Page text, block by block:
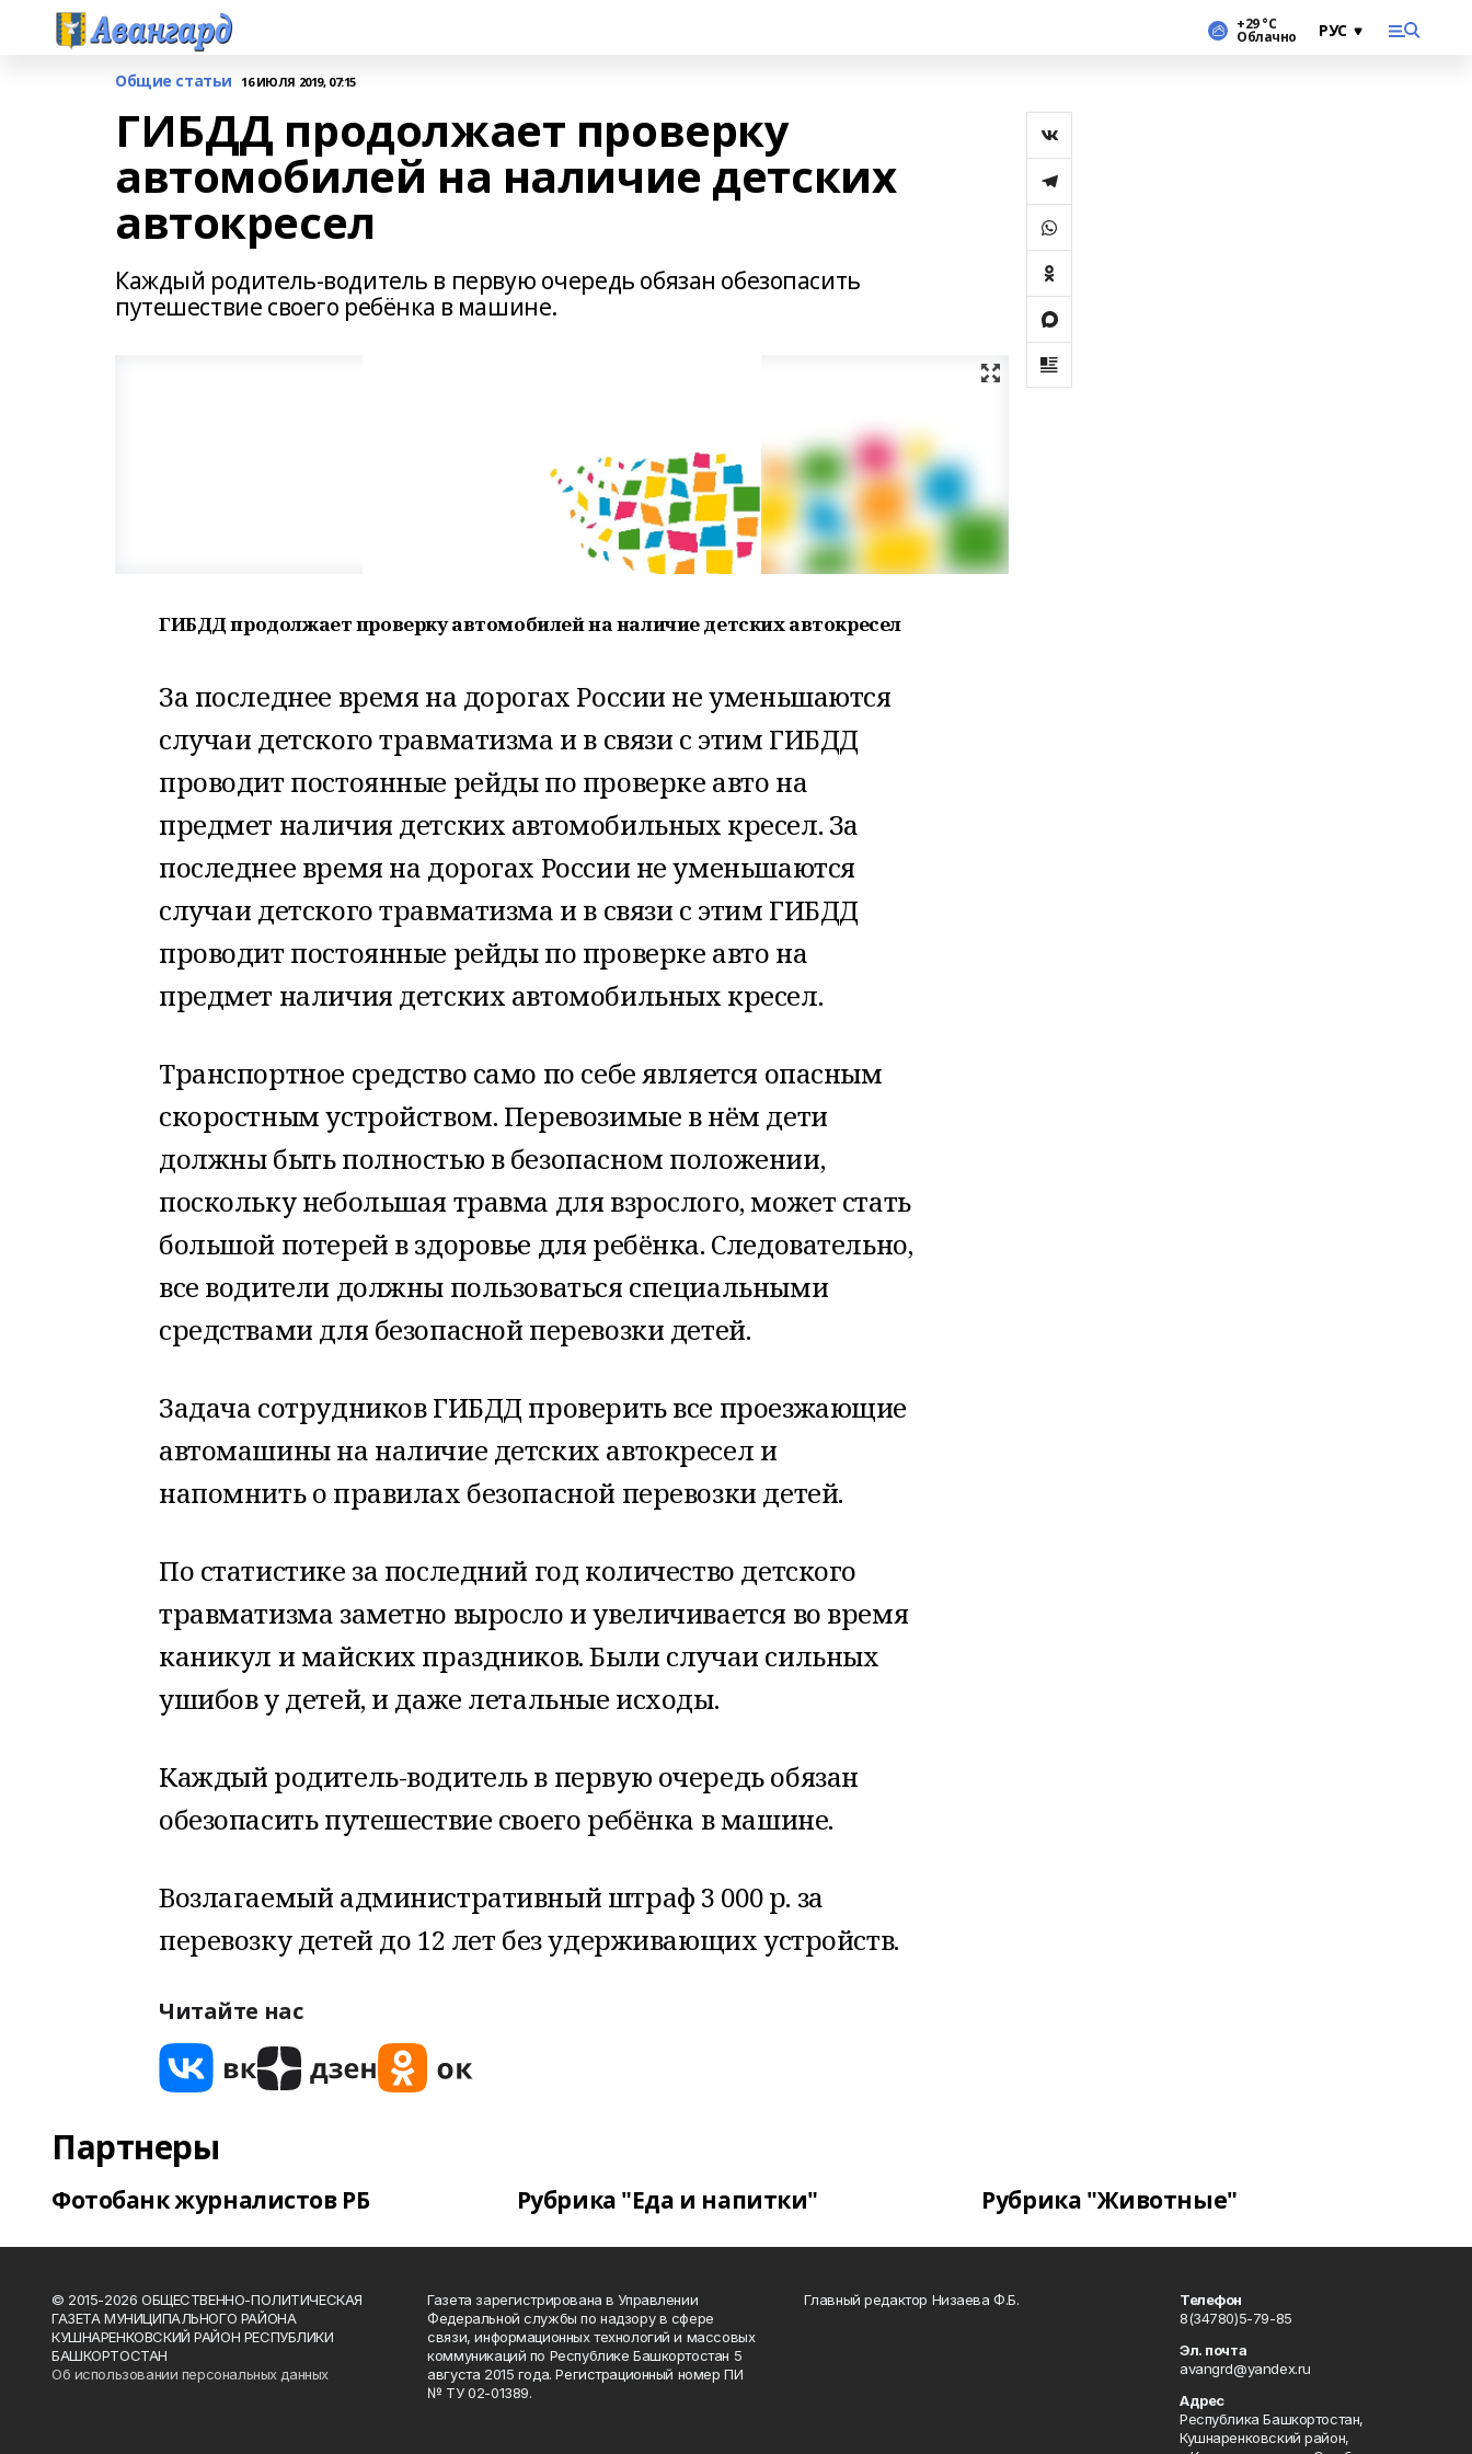
+29 °С
Облачно
Общие статьи 16 ИЮЛЯ 2019, 07:15
ГИБДД продолжает проверку
автомобилей на наличие детских
автокресел
Каждый родитель-водитель в первую очередь обязан обезопасить
путешествие своего ребёнка в машине.
ГИБДД продолжает проверку автомобилей на наличие детских автокресел
За последнее время на дорогах России не уменьшаются
случаи детского травматизма и в связи с этим ГИБДД
проводит постоянные рейды по проверке авто на
предмет наличия детских автомобильных кресел. За
последнее время на дорогах России не уменьшаются
случаи детского травматизма и в связи с этим ГИБДД
проводит постоянные рейды по проверке авто на
предмет наличия детских автомобильных кресел.
Транспортное средство само по себе является опасным
скоростным устройством. Перевозимые в нём дети
должны быть полностью в безопасном положении,
поскольку небольшая травма для взрослого, может стать
большой потерей в здоровье для ребёнка. Следовательно,
все водители должны пользоваться специальными
средствами для безопасной перевозки детей.
Задача сотрудников ГИБДД проверить все проезжающие
автомашины на наличие детских автокресел и
напомнить о правилах безопасной перевозки детей.
По статистике за последний год количество детского
травматизма заметно выросло и увеличивается во время
каникул и майских праздников. Были случаи сильных
ушибов у детей, и даже летальные исходы.
Каждый родитель-водитель в первую очередь обязан
обезопасить путешествие своего ребёнка в машине.
Возлагаемый административный штраф 3 000 р. за
перевозку детей до 12 лет без удерживающих устройств.
Читайте нас
Партнеры
Фотобанк журналистов РБ Рубрика "Еда и напитки" Рубрика "Животные"
© 2015-2026 ОБЩЕСТВЕННО-ПОЛИТИЧЕСКАЯ
ГАЗЕТА МУНИЦИПАЛЬНОГО РАЙОНА
КУШНАРЕНКОВСКИЙ РАЙОН РЕСПУБЛИКИ
БАШКОРТОСТАН
Об использовании персональных данных
Газета зарегистрирована в Управлении
Федеральной службы по надзору в сфере
связи, информационных технологий и массовых
коммуникаций по Республике Башкортостан 5
августа 2015 года. Регистрационный номер ПИ
№ ТУ 02-01389.
Главный редактор Низаева Ф.Б.
Телефон
8(34780)5-79-85
Эл. почта
avangrd@yandex.ru
Адрес
Республика Башкортостан,
Кушнаренковский район,